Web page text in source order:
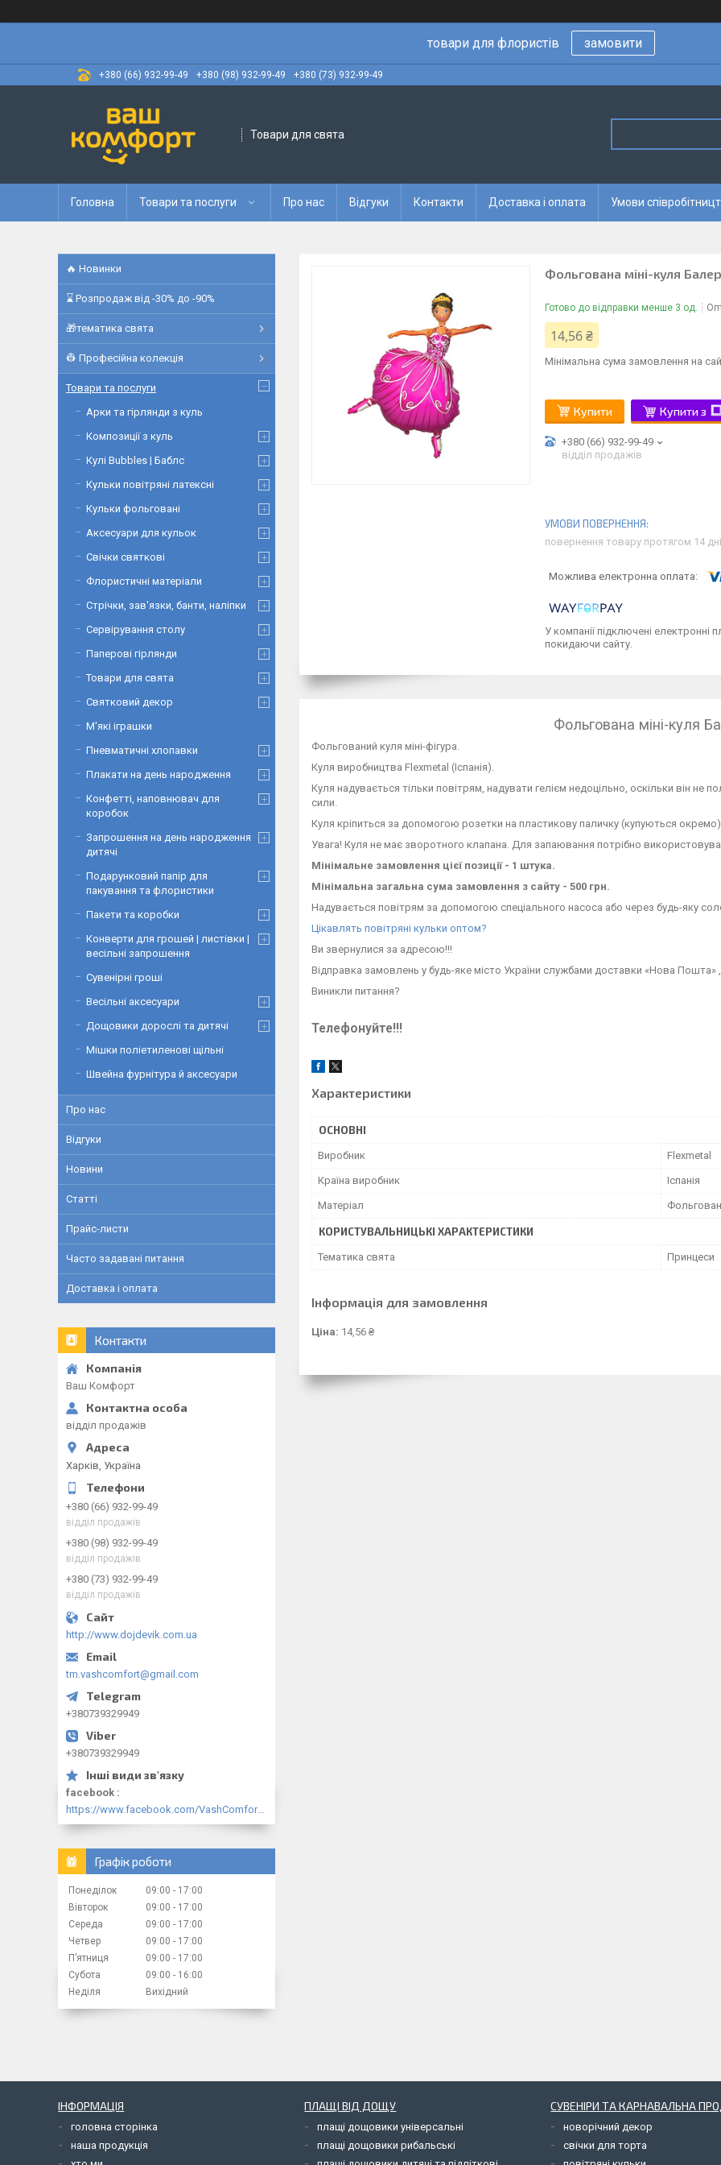
товари для флористів замовити
+380 (66) 932-99-49 +380 (98) 932-99-49 +380 (73) 932-99-49
Товари для свята
Головна Товари та послуги Про нас Відгуки Контакти Доставка і оплата Умови
Фольгована міні-куля
Готово до відправки менше 3 од.
14,56 ₴
Мінімальна сума замовлення на
Купити Купити з
+380 (66) 932-99-49
відділ продажів
повернення товару протягом 14
У компанії підключені електронні
покидаючи сайту.
Фольгована міні-куля
Фольгований куля міні-фігура.
Куля виробництва Flexmetal (Іспанія).
Куля надувається тільки повітрям, надувати гелієм недоцільно, оскільки він не
сили.
Куля кріпиться за допомогою розетки на пластикову паличку (купуються
Увага! Куля не має зворотного клапана. Для запаювання потрібно
Мінімальне замовлення цієї позиції - 1 штука.
Мінімальна загальна сума замовлення з сайту - 500 грн.
Надувається повітрям за допомогою спеціального насоса або через будь-яку
Цікавлять повітряні кульки оптом?
Ви звернулися за адресою!!!
Відправка замовлень у будь-яке місто України службами доставки «Нова Пошта» ,
Виникли питання?
Телефонуйте!!!
Характеристики
ОСНОВНІ
Виробник Flexmetal
Країна виробник Іспанія
Матеріал
КОРИСТУВАЛЬНИЦЬКІ ХАРАКТЕРИСТИКИ
Тематика свята Принцеси
Інформація для замовлення
Ціна: 14,56 ₴
🔥 Новинки
⌛ Розпродаж від -30% до -90%
🎁тематика свята
👷 Професійна колекція
Товари та послуги
Арки та гірлянди з куль
Композиції з куль
Кулі Bubbles | Баблс
Кульки повітряні латексні
Кульки фольговані
Аксесуари для кульок
Свічки святкові
Флористичні матеріали
Стрічки, зав'язки, банти, наліпки
Сервірування столу
Паперові гірлянди
Товари для свята
Святковий декор
М'які іграшки
Пневматичні хлопавки
Плакати на день народження
Конфетті, наповнювач для
коробок
Запрошення на день народження
дитячі
Подарунковий папір для
пакування та флористики
Пакети та коробки
Конверти для грошей | листівки |
весільні запрошення
Сувенірні гроші
Весільні аксесуари
Дощовики дорослі та дитячі
Мішки поліетиленові щільні
Швейна фурнітура й аксесуари
Про нас
Відгуки
Новини
Статті
Прайс-листи
Часто задавані питання
Доставка і оплата
Контакти
Ваш Комфорт
відділ продажів
Харків, Україна
+380 (66) 932-99-49
відділ продажів
+380 (98) 932-99-49
відділ продажів
+380 (73) 932-99-49
відділ продажів
http://www.dojdevik.com.ua
tm.vashcomfort@gmail.com
+380739329949
+380739329949
facebook
https://www.facebook.com/VashComfort.ua/
Графік роботи
Понеділок 09:00
17:00
Вівторок
09:00
17:00
Середа
09:00
17:00
Четвер
09:00
17:00
Пʼятниця
09:00
17:00
Субота
09:00
16:00
Неділя
Вихідний
ІНФОРМАЦІЯ
головна сторінка
наша продукція
ПЛАЩІ ВІД ДОЩУ
плащі дощовики універсальні
плащі дощовики рибальські
СУВЕНІРИ ТА КАРНАВАЛЬНА
новорічний декор
свічки для торта